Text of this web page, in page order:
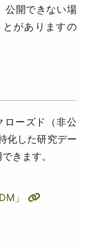
公開できない場
がありますの
ローズド（⾮公
化した研究デー
きます。
」